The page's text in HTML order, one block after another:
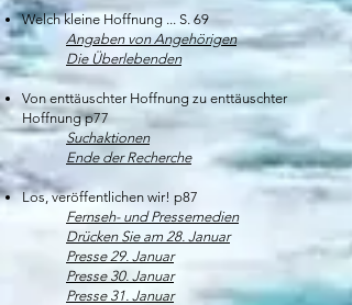
Welch kleine Hoffnung ... S. 69
Angaben von Angehörigen
Die Überlebenden
Von enttäuschter Hoffnung zu enttäuschter
Hoffnung p77
Suchaktionen
Ende der Recherche
Los, veröffentlichen wir! p87
Fernseh- und Pressemedien
Drücken Sie am 28. Januar
Presse 29. Januar
Presse 30. Januar
Presse 31. Januar